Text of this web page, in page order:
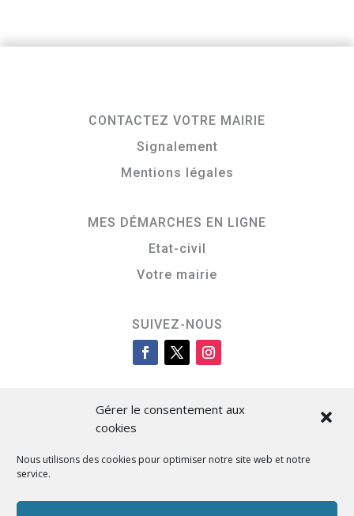
Gérer le consentement aux
cookies
Nous utilisons des cookies pour optimiser notre site web et notre
service.
CONTACTEZ VOTRE MAIRIE
Signalement
Mentions légales
MES DÉMARCHES EN LIGNE
Etat-civil
Votre mairie
SUIVEZ-NOUS
Cità di L’Isula